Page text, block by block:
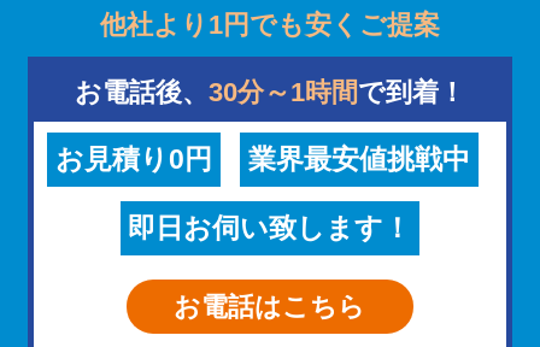
他社より1円でも安くご提案
お電話後、 30分～1時間で到着！
お見積り0円 業界最安値挑戦中
即日お伺い致します！
お電話はこちら